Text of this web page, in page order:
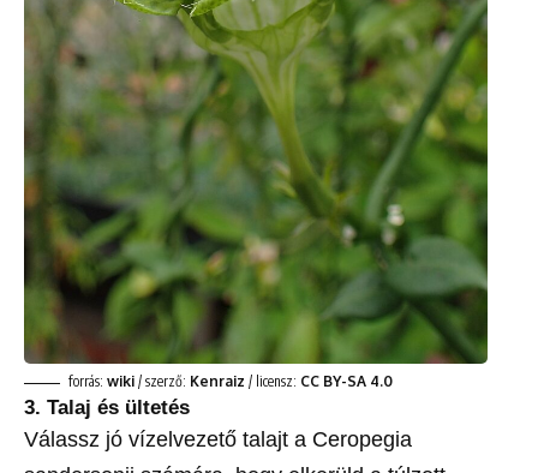
forrás: wiki / szerző: Kenraiz / licensz: CC BY-SA 4.0
3. Talaj és ültetés
Válassz jó vízelvezető talajt a Ceropegia